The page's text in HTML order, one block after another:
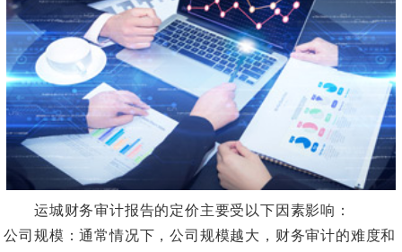
运城财务审计报告的定价主要受以下因素影响：
公司规模：通常情况下，公司规模越大，财务审计的难度和